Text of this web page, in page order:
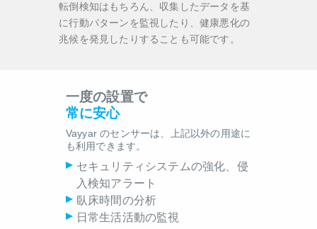
転倒検知はもちろん、収集したデータを基
に行動パターンを監視したり、健康悪化の
兆候を発見したりすることも可能です。
一度の設置で
常に安心
Vayyar のセンサーは、上記以外の用途に
も利用できます。
セキュリティシステムの強化、侵
入検知アラート
臥床時間の分析
日常生活活動の監視